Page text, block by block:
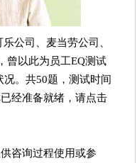
公司、麦当劳公司、
曾以此为员工EQ测试
。共50题，测试时间
经准备就绪，请点击
咨询过程使用或参